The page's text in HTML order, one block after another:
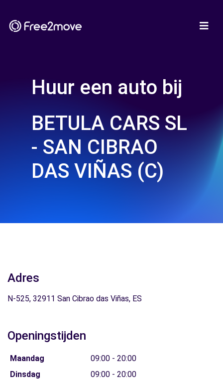
Huur een auto bij
BETULA CARS SL
- SAN CIBRAO
DAS VIÑAS (C)
Adres
N-525, 32911 San Cibrao das Viñas, ES
Openingstijden
Maandag
09:00 - 20:00
Dinsdag
09:00 - 20:00